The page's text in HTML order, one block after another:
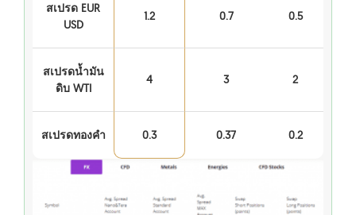
สเปรด EUR
USD
1.2 0.7 0.5
สเปรดน้ำมัน
ดิบ WTI
4 3 2
สเปรดทองคำ 0.3 0.37 0.2